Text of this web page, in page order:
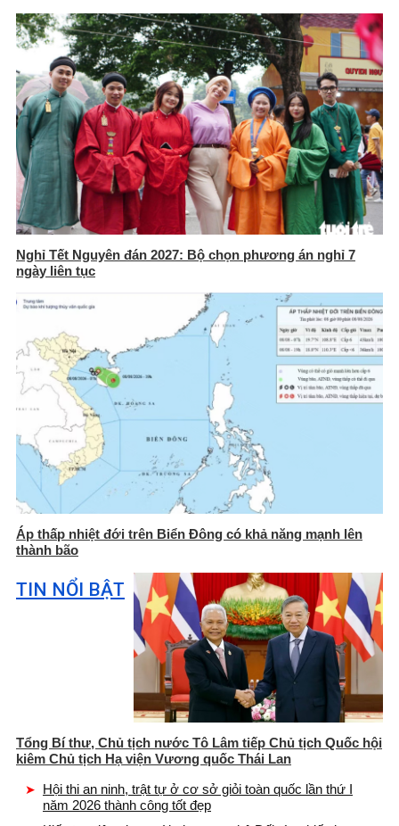
Nghỉ Tết Nguyên đán 2027: Bộ chọn phương án nghỉ 7
ngày liên tục
Áp thấp nhiệt đới trên Biển Đông có khả năng mạnh lên
thành bão
TIN NỔI BẬT
Tổng Bí thư, Chủ tịch nước Tô Lâm tiếp Chủ tịch Quốc hội
kiêm Chủ tịch Hạ viện Vương quốc Thái Lan
Hội thi an ninh, trật tự ở cơ sở giỏi toàn quốc lần thứ I
năm 2026 thành công tốt đẹp